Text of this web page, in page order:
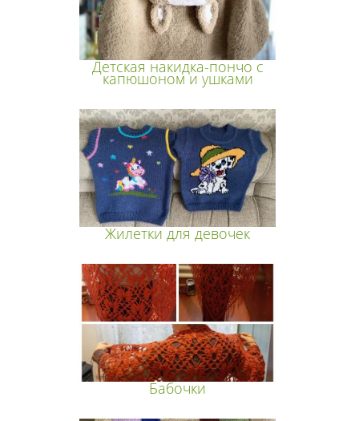
Детская накидка-пончо с
капюшоном и ушками
Жилетки для девочек
Бабочки